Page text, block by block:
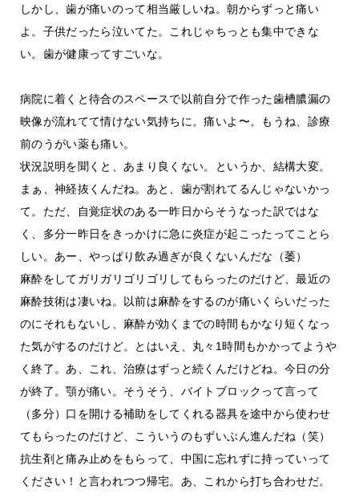
しかし、歯が痛いのって相当厳しいね。朝からずっと痛い
よ。子供だったら泣いてた。これじゃちっとも集中できな
い。歯が健康ってすごいな。
病院に着くと待合のスペースで以前自分で作った歯槽膿漏の
映像が流れてて情けない気持ちに。痛いよ〜。もうね、診療
前のうがい薬も痛い。
状況説明を聞くと、あまり良くない。というか、結構大変。
まぁ、神経抜くんだね。あと、歯が割れてるんじゃないかっ
て。ただ、自覚症状のある一昨日からそうなった訳ではな
く、多分一昨日をきっかけに急に炎症が起こったってことら
しい。あー、やっぱり飲み過ぎが良くないんだな（萎）
麻酔をしてガリガリゴリゴリしてもらったのだけど、最近の
麻酔技術は凄いね。以前は麻酔をするのが痛いくらいだった
のにそれもないし、麻酔が効くまでの時間もかなり短くなっ
た気がするのだけど。とはいえ、丸々1時間もかかってようや
く終了。あ、これ、治療はずっと続くんだけどね。今日の分
が終了。顎が痛い。そうそう、バイトブロックって言って
（多分）口を開ける補助をしてくれる器具を途中から使わせ
てもらったのだけど、こういうのもずいぶん進んだね（笑）
抗生剤と痛み止めをもらって、中国に忘れずに持っていって
ください！と言われつつ帰宅。あ、これから打ち合わせだ。